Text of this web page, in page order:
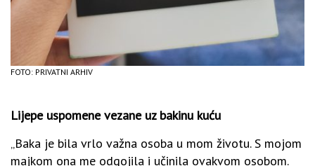
FOTO: PRIVATNI ARHIV
Lijepe uspomene vezane uz bakinu kuću
„Baka je bila vrlo važna osoba u mom životu. S mojom
majkom ona me odgojila i učinila ovakvom osobom.